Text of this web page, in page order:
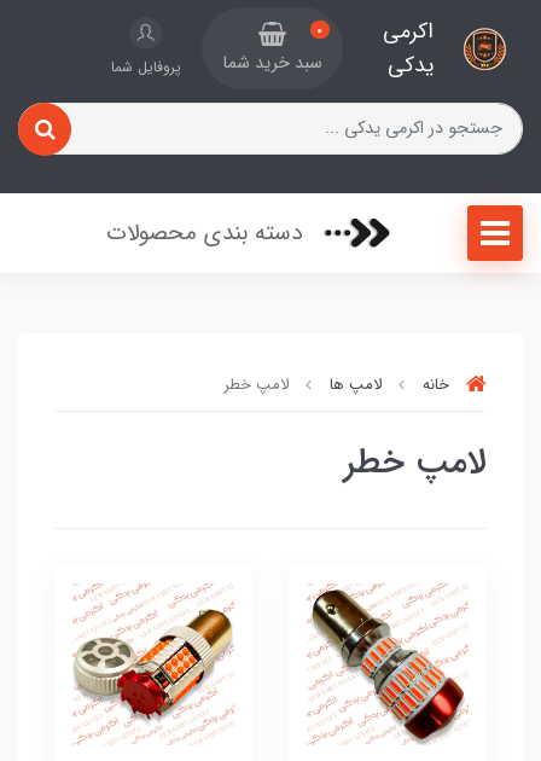
اکرمی
یدکی
0
سبد خرید شما پروفایل شما
دسته بندی محصولات
خانه لامپ ها لامپ خطر
لامپ خطر